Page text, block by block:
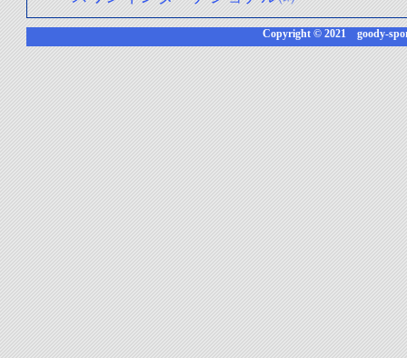
Copyright © 2021 goody-